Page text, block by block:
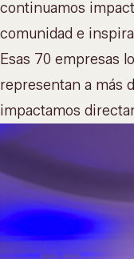
continuamos
comunidad e
Esas 70 empresas
representan a más
impactamos